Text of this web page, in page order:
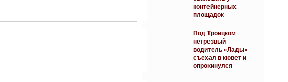
контейнерных
площадок
Под Троицком
нетрезвый
водитель «Лады»
съехал в кювет и
опрокинулся